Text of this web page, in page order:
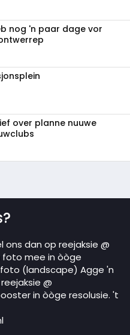
nog 'n paar dage vor
over planne nuuwe
ons dan op reejaksie @
foto mee in òòge
(landscape) Agge 'n
@
in òòge resolusie. 't